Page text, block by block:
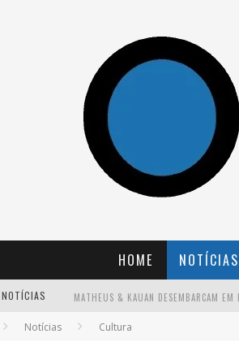
HOME NOTÍCIAS
Notícias Cultura